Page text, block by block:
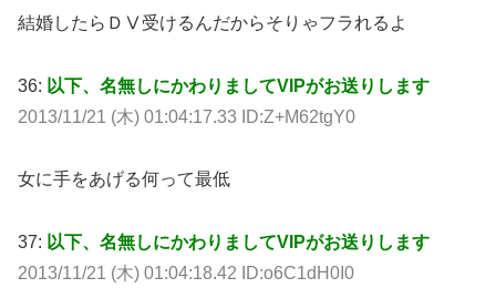
結婚したらＤⅤ受けるんだからそりゃフラれるよ
36: 以下、名無しにかわりましてVIPがお送りします
2013/11/21 (木) 01:04:17.33 ID:Z+M62tgY0
女に手をあげる何って最低
37: 以下、名無しにかわりましてVIPがお送りします
2013/11/21 (木) 01:04:18.42 ID:o6C1dH0I0